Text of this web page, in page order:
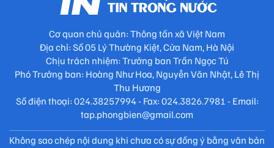
Cơ quan chủ quản: Thông tấn xã Việt Nam
Địa chỉ: Số 05 Lý Thường Kiệt, Cửa Nam, Hà Nội
Chịu trách nhiệm: Trưởng ban Trần Ngọc Tú
Phó Trưởng ban: Hoàng Như Hoa, Nguyễn Văn Nhật, Lê Thị
Thu Hương
Số điện thoại: 024.38257994 - Fax: 024.3826.7981 - Email:
tap.phongbien@gmail.com
Không sao chép nội dung khi chưa có sự đồng ý bằng văn bản